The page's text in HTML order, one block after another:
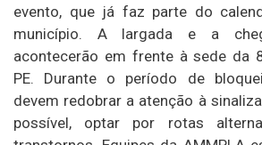
evento, que já faz parte do
município. A largada e a
acontecerão em frente à sede da
PE. Durante o período de
devem redobrar a atenção à
possível, optar por rotas